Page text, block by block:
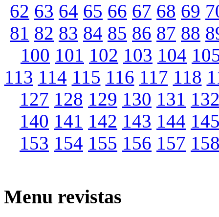
62 63 64 65 66 67 68 69
81 82 83 84 85 86 87 88
100 101 102 103 104
113 114 115 116 117 118
127 128 129 130 131
140 141 142 143 144
153 154 155 156 157
Menu revistas